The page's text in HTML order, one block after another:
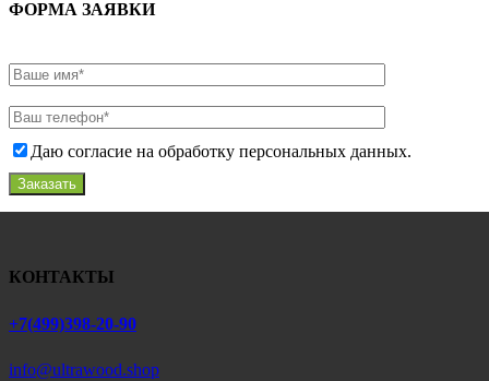
ФОРМА ЗАЯВКИ
Даю согласие на обработку персональных данных.
Заказать
КОНТАКТЫ
+7(499)398-20-90
info@ultrawood.shop